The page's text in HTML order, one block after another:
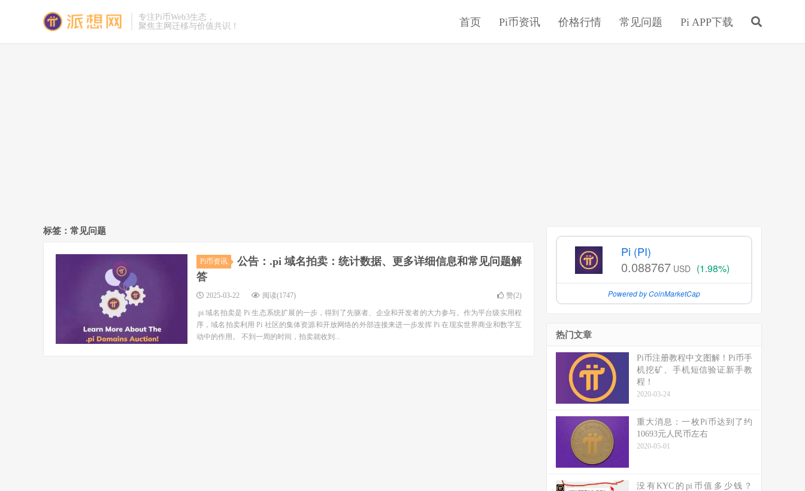
专注Pi币Web3生态，
聚焦主网迁移与价值共识！
首页 Pi币资讯 价格行情 常见问题 Pi APP下载
标签：常见问题
Pi币资讯
公告：.pi 域名拍卖：统计数据、更多详细信息和常见问题解
答
2025-03-22 阅读(1747) 赞(2)
.pi 域名拍卖是 Pi 生态系统扩展的一步，得到了先驱者、企业和开发者的大力参与。作为平台级实用程
序，域名拍卖利用 Pi 社区的集体资源和开放网络的外部连接来进一步发挥 Pi 在现实世界商业和数字互
动中的作用。 不到一周的时间，拍卖就收到...
Pi (PI)
0.088767 USD (1.98%)
Powered by CoinMarketCap
热门文章
Pi币注册教程中文图解！Pi币手
机挖矿、手机短信验证新手教
程！
2020-03-24
重大消息：一枚Pi币达到了约
10693元人民币左右
2020-05-01
没有KYC的pi币值多少钱？